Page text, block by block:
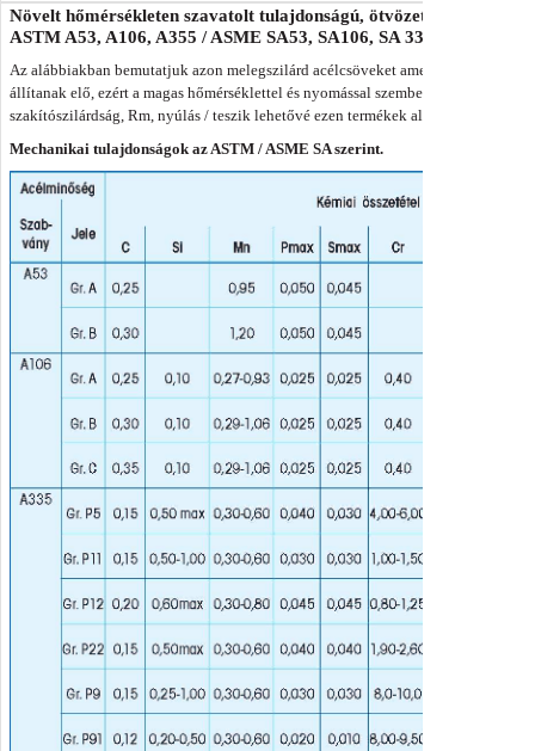
Növelt hőmérsékleten szavatolt tulajdonságú, ötvözetlen és
ASTM A53, A106, A355 / ASME SA53, SA106, SA 335 szerint.
Az alábbiakban bemutatjuk azon melegszilárd acélcsöveket amelyeket
állítanak elő, ezért a magas hőmérséklettel és nyomással szemben ellenállóak.
szakítószilárdság, Rm, nyúlás / teszik lehetővé ezen termékek alkalmazását az
Mechanikai tulajdonságok az ASTM / ASME SA szerint.